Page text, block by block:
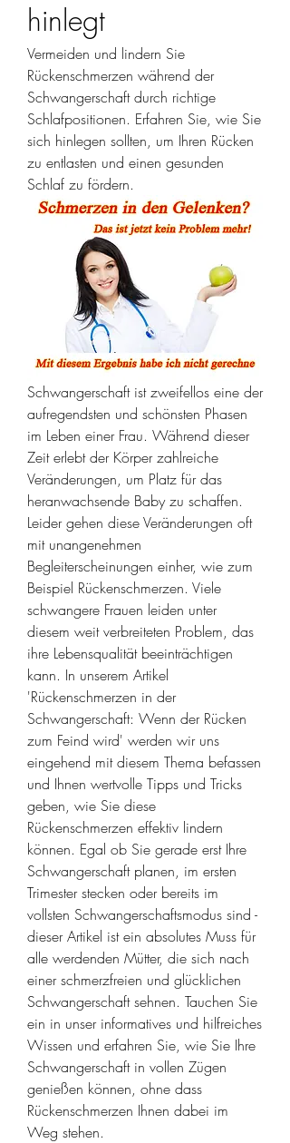
hinlegt
Vermeiden und lindern Sie
Rückenschmerzen während der
Schwangerschaft durch richtige
Schlafpositionen. Erfahren Sie, wie Sie
sich hinlegen sollten, um Ihren Rücken
zu entlasten und einen gesunden
Schlaf zu fördern.
Schwangerschaft ist zweifellos eine der
aufregendsten und schönsten Phasen
im Leben einer Frau. Während dieser
Zeit erlebt der Körper zahlreiche
Veränderungen, um Platz für das
heranwachsende Baby zu schaffen.
Leider gehen diese Veränderungen oft
mit unangenehmen
Begleiterscheinungen einher, wie zum
Beispiel Rückenschmerzen. Viele
schwangere Frauen leiden unter
diesem weit verbreiteten Problem, das
ihre Lebensqualität beeinträchtigen
kann. In unserem Artikel
'Rückenschmerzen in der
Schwangerschaft: Wenn der Rücken
zum Feind wird' werden wir uns
eingehend mit diesem Thema befassen
und Ihnen wertvolle Tipps und Tricks
geben, wie Sie diese
Rückenschmerzen effektiv lindern
können. Egal ob Sie gerade erst Ihre
Schwangerschaft planen, im ersten
Trimester stecken oder bereits im
vollsten Schwangerschaftsmodus sind -
dieser Artikel ist ein absolutes Muss für
alle werdenden Mütter, die sich nach
einer schmerzfreien und glücklichen
Schwangerschaft sehnen. Tauchen Sie
ein in unser informatives und hilfreiches
Wissen und erfahren Sie, wie Sie Ihre
Schwangerschaft in vollen Zügen
genießen können, ohne dass
Rückenschmerzen Ihnen dabei im
Weg stehen.